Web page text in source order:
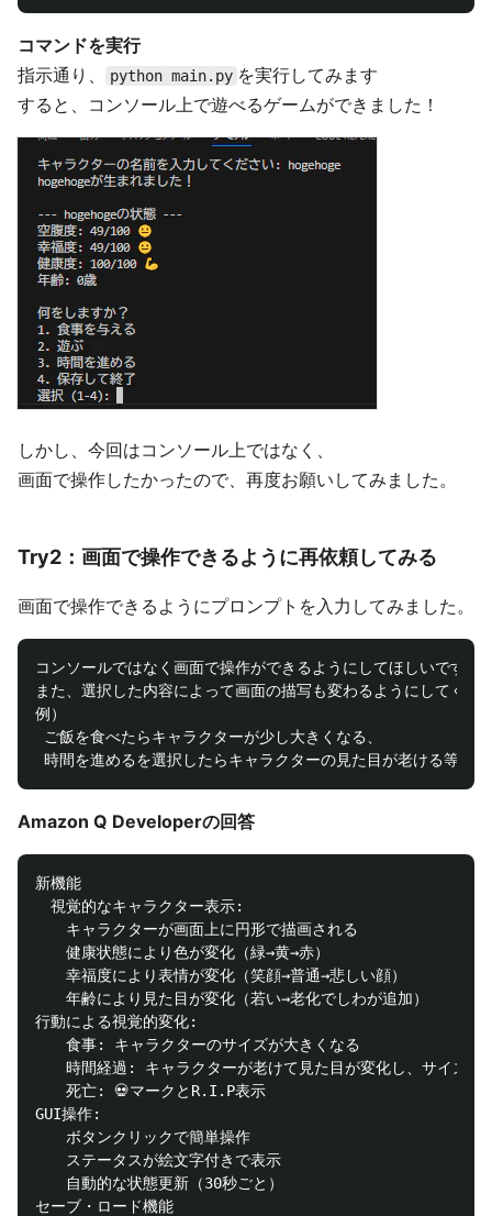
コマンドを実行
指示通り、
python main.py を実行してみます
すると、コンソール上で遊べるゲームができました！
しかし、今回はコンソール上ではなく、
画面で操作したかったので、再度お願いしてみました。
Try2：画面で操作できるように再依頼してみる
画面で操作できるようにプロンプトを入力してみました。
コンソールではなく画面で操作ができるようにしてほしいです。
また、選択した内容によって画面の描写も変わるようにしてくだ
例）
ご飯を食べたらキャラクターが少し大きくなる、
Amazon Q Developerの回答
新機能
視覚的なキャラクター表示:
キャラクターが画面上に円形で描画される
健康状態により色が変化（緑→黄→赤）
幸福度により表情が変化（笑顔→普通→悲しい顔）
年齢により見た目が変化（若い→老化でしわが追加）
行動による視覚的変化:
食事: キャラクターのサイズが大きくなる
時間経過: キャラクターが老けて見た目が変化し、サイズが
死亡: 💀マークとR.I.P表示
GUI操作:
ボタンクリックで簡単操作
ステータスが絵文字付きで表示
自動的な状態更新（30秒ごと）
セーブ・ロード機能